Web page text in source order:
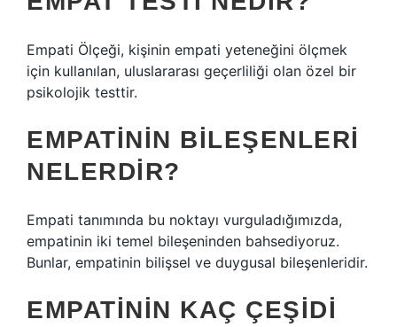
Empati Ölçeği, kişinin empati yeteneğini ölçmek
için kullanılan, uluslararası geçerliliği olan özel bir
psikolojik testtir.
EMPATININ BILEŞENLERI
NELERDIR?
Empati tanımında bu noktayı vurguladığımızda,
empatinin iki temel bileşeninden bahsediyoruz.
Bunlar, empatinin bilişsel ve duygusal bileşenleridir.
EMPATININ KAÇ ÇEŞIDI